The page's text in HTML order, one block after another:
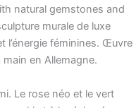
natural gemstones and
murale de luxe
l’énergie féminines. Œuvre
main en Allemagne.
Le rose néo et le vert